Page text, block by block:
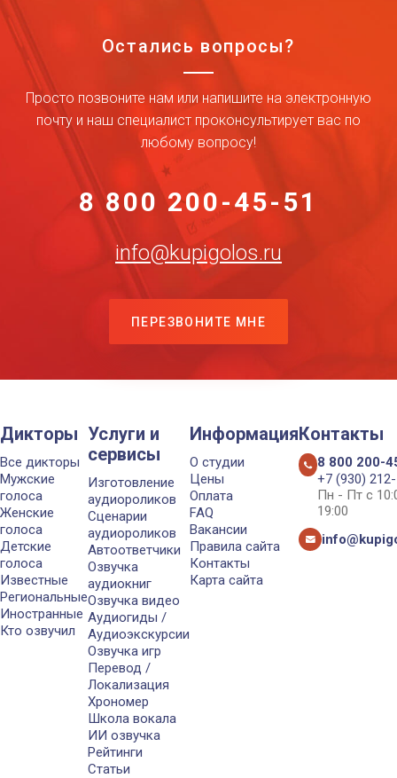
Остались вопросы?
Просто позвоните нам или напишите на электронную
почту и наш специалист проконсультирует вас по
любому вопросу!
8 800 200-45-51
info@kupigolos.ru
ПЕРЕЗВОНИТЕ МНЕ
Дикторы
Все дикторы
Мужские
голоса
Женские
голоса
Детские
голоса
Известные
Региональные
Иностранные
Кто озвучил
Услуги и
сервисы
Изготовление
аудиороликов
Сценарии
аудиороликов
Автоответчики
Озвучка
аудиокниг
Озвучка видео
Аудиогиды /
Аудиоэкскурсии
Озвучка игр
Перевод /
Локализация
Хрономер
Школа вокала
ИИ озвучка
Рейтинги
Статьи
Информация
О студии
Цены
Оплата
FAQ
Вакансии
Правила сайта
Контакты
Карта сайта
Контакты
8 800 200-
+7 (930)
Пн - Пт с
19:00